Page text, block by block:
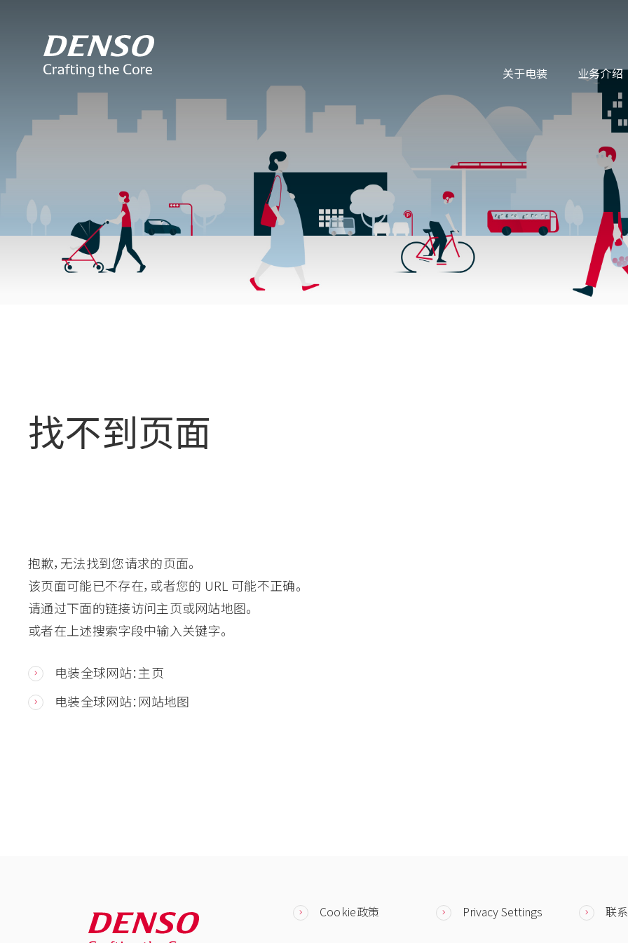
关于电装 业务介绍
找不到页面
抱歉，无法找到您请求的页面。
该页面可能已不存在，或者您的 URL 可能不正确。
请通过下面的链接访问主页或网站地图。
或者在上述搜索字段中输入关键字。
电装全球网站：主页
电装全球网站：网站地图
Cookie政策 Privacy Settings 联